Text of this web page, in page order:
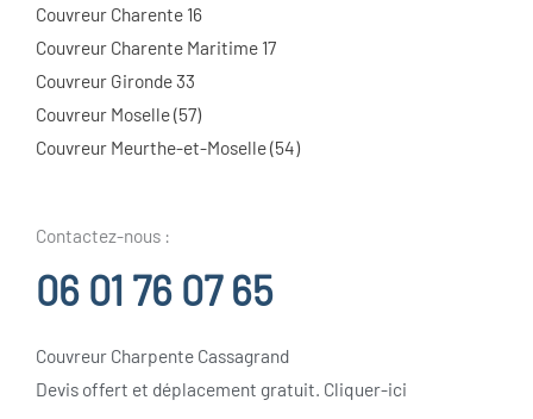
Couvreur Charente 16
Couvreur Charente Maritime 17
Couvreur Gironde 33
Couvreur Moselle (57)
Couvreur Meurthe-et-Moselle (54)
Contactez-nous :
06 01 76 07 65
Couvreur Charpente Cassagrand
Devis offert et déplacement gratuit. Cliquer-ici